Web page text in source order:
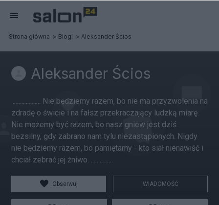
Strona główna Blogi Aleksander Ścios
Aleksander Ścios
.................... Nie będziemy razem, bo nie ma przyzwolenia na
zdradę o świcie i na fałsz przekraczający ludzką miarę.
Nie możemy być razem, bo nasz gniew jest dziś
bezsilny, gdy zabrano nam tylu niezastąpionych. Nigdy
nie będziemy razem, bo pamiętamy - kto siał nienawiść i
chciał zebrać jej żniwo. ...............
Obserwuj WIADOMOŚĆ